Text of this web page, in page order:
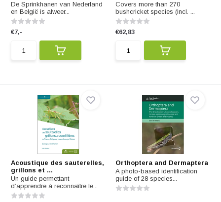
De Sprinkhanen van Nederland
en België is alweer...
€7,-
Covers more than 270
bushcricket species (incl. ...
€62,83
Acoustique des sauterelles,
grillons et ...
Un guide permettant
d’apprendre à reconnaître le...
Orthoptera and Dermaptera
A photo-based identification
guide of 28 species...